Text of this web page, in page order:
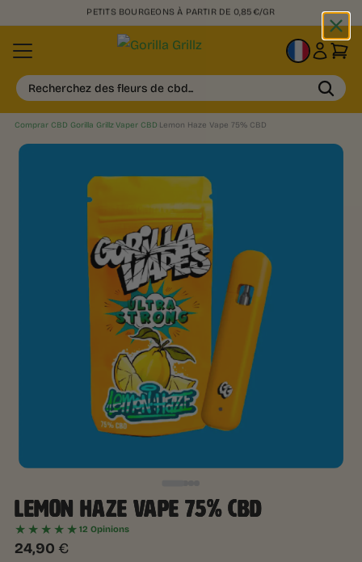
PETITS BOURGEONS À PARTIR DE 0,85€/GR
FR
Recherchez des fleurs de cbd...
Comprar CBD Gorilla Grillz›Vaper CBD Lemon Haze Vape 75% CBD
LEMON HAZE VAPE 75% CBD
★★★★★12 Opinions
24,90 €